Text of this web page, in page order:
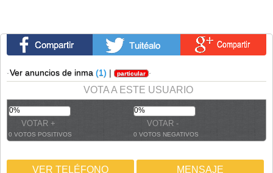
·Ver anuncios de inma (1) | particular ·
VOTA A ESTE USUARIO
0%
0 VOTOS POSITIVOS
0%
0 VOTOS NEGATIVOS
VER TELÉFONO MENSAJE